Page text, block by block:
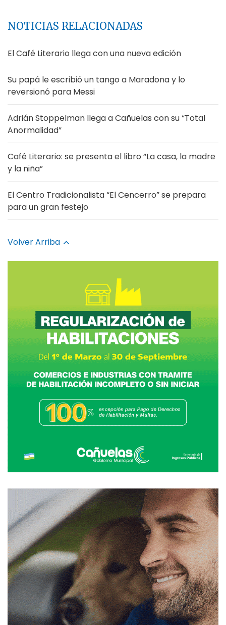
NOTICIAS RELACIONADAS
El Café Literario llega con una nueva edición
Su papá le escribió un tango a Maradona y lo
reversionó para Messi
Adrián Stoppelman llega a Cañuelas con su “Total
Anormalidad”
Café Literario: se presenta el libro “La casa, la madre
y la niña”
El Centro Tradicionalista “El Cencerro” se prepara
para un gran festejo
Volver Arriba